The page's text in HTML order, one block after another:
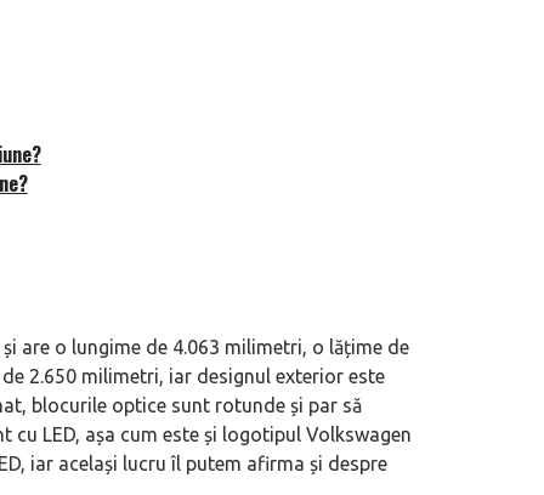
are o lungime de 4.063 milimetri, o lățime de
2.650 milimetri, iar designul exterior este
blocurile optice sunt rotunde și par să
LED, așa cum este și logotipul Volkswagen
iar același lucru îl putem afirma și despre
avioane, numele Hennessey
un apropo. Unul pertinent, de
Prima sportivă cu motor central a
de noua ediție limitată Lamborghini
60° Hommage